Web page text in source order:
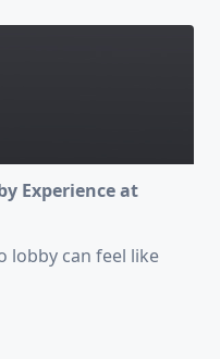
Experience at
lobby can feel like